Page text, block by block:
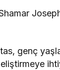
genç